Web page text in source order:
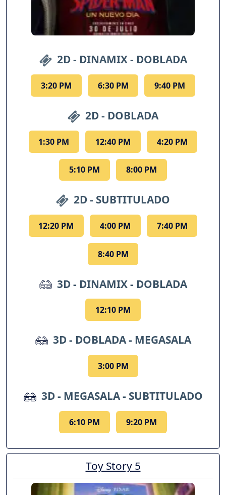
2D - DINAMIX - DOBLADA
3:20 PM 6:30 PM 9:40 PM
2D - DOBLADA
1:30 PM 12:40 PM 4:20 PM
5:10 PM 8:00 PM
2D - SUBTITULADO
12:20 PM 4:00 PM 7:40 PM
8:40 PM
3D - DINAMIX - DOBLADA
12:10 PM
3D - DOBLADA - MEGASALA
3:00 PM
3D - MEGASALA - SUBTITULADO
6:10 PM 9:20 PM
Toy Story 5